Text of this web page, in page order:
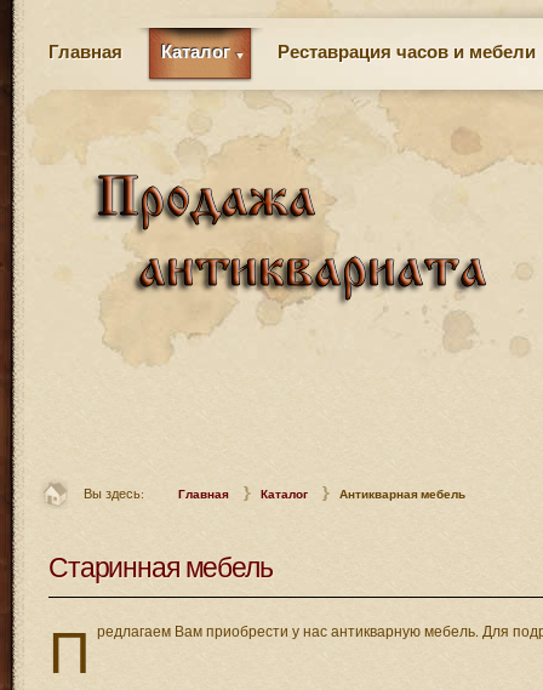
Главная Каталог Реставрация часов и мебели
Вы здесь: Главная Каталог Антикварная мебель
Старинная мебель
П редлагаем Вам приобрести у нас антикварную мебель. Для